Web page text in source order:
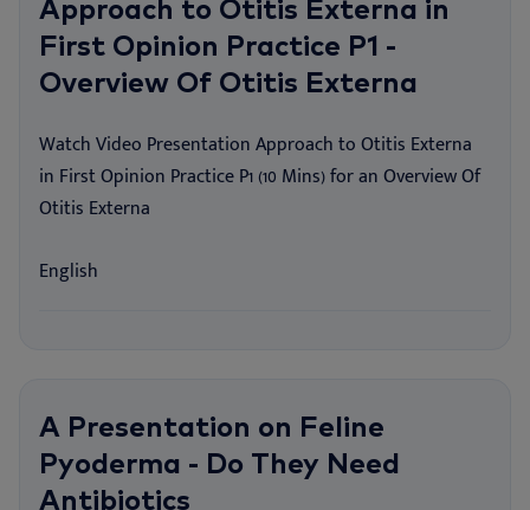
Approach to Otitis Externa in
First Opinion Practice P1 -
Overview Of Otitis Externa
Watch Video Presentation Approach to Otitis Externa
in First Opinion Practice P1 (10 Mins) for an Overview Of
Otitis Externa
English
A Presentation on Feline
Pyoderma - Do They Need
Antibiotics